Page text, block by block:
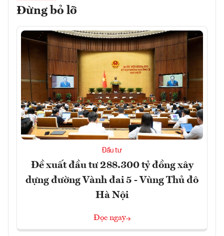
Đừng bỏ lỡ
Đầu tư
Đề xuất đầu tư 288.300 tỷ đồng xây
dựng đường Vành đai 5 - Vùng Thủ đô
Hà Nội
Đọc ngay